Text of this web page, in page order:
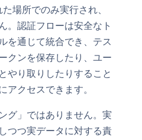
場所でのみ実行され、
。認証フローは安全なト
を通じて統合でき、テス
クンを保存したり、ユー
やり取りしたりすること
アクセスできます。
グ」ではありません。実
つつ実データに対する責